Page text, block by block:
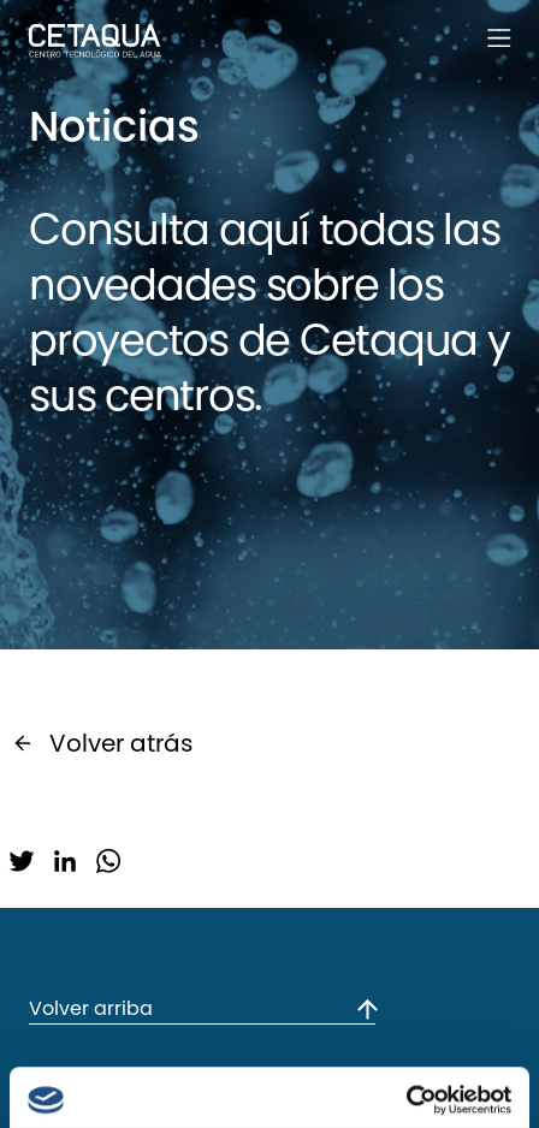
Noticias
Consulta aquí todas las
novedades sobre los
proyectos de Cetaqua y
sus centros.
Volver atrás
TwitterLinkedIn
Volver arriba